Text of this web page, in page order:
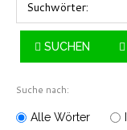
SUCHEN
Suche nach:
Alle Wörter